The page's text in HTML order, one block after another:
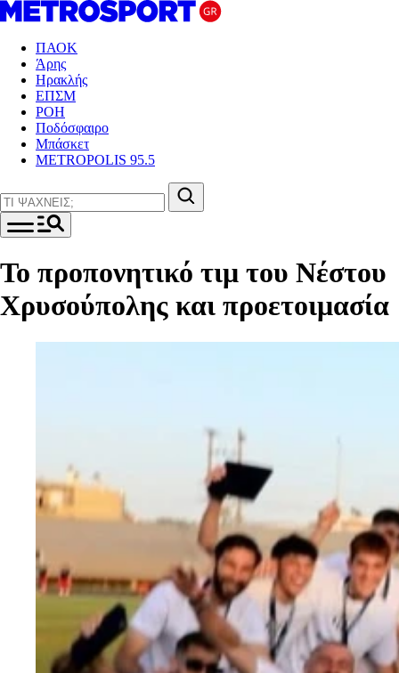
ΠΑΟΚ
Άρης
Ηρακλής
ΕΠΣΜ
ΡΟΗ
Ποδόσφαιρο
Μπάσκετ
METROPOLIS 95.5
Το προπονητικό τιμ του Νέστου
Χρυσούπολης και προετοιμασία